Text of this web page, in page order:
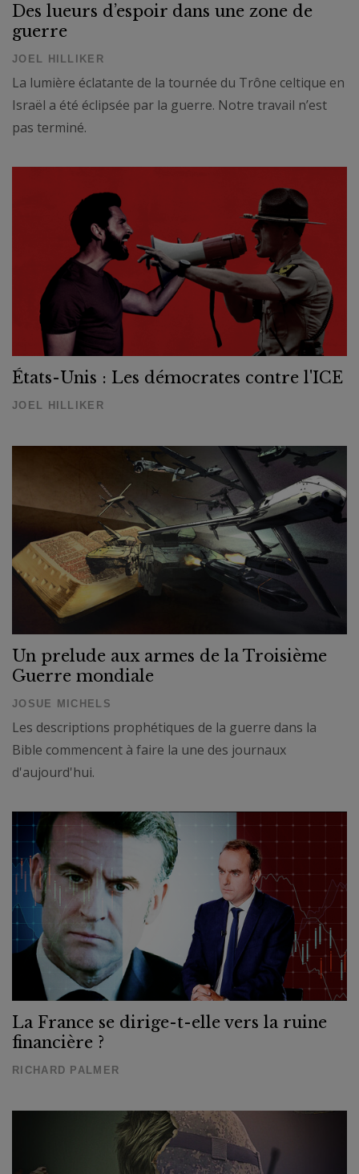
Des lueurs d’espoir dans une zone de
guerre
JOEL HILLIKER
La lumière éclatante de la tournée du Trône celtique en
Israël a été éclipsée par la guerre. Notre travail n’est
pas terminé.
États-Unis : Les démocrates contre l'ICE
JOEL HILLIKER
Un prelude aux armes de la Troisième
Guerre mondiale
JOSUE MICHELS
Les descriptions prophétiques de la guerre dans la
Bible commencent à faire la une des journaux
d'aujourd'hui.
La France se dirige-t-elle vers la ruine
financière ?
RICHARD PALMER